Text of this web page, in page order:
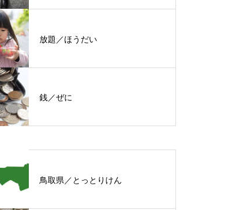
放題／ほうだい
銭／ぜに
鳥取県／とっとりけん